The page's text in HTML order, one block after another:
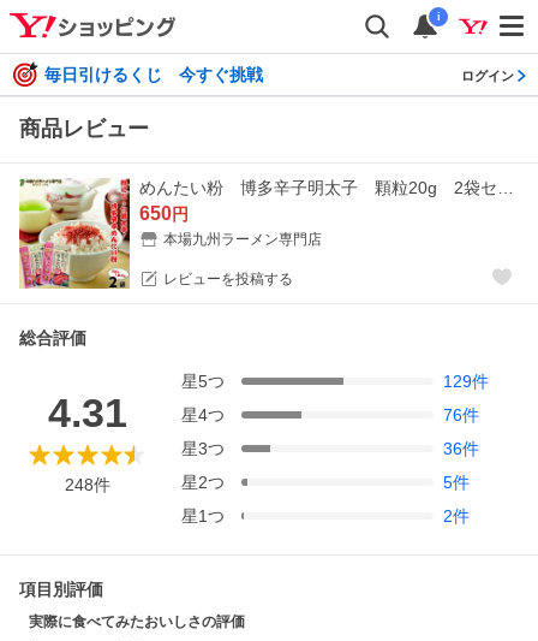
i
毎日引けるくじ 今すぐ挑戦 ログイン
商品レビュー
650円
本場九州ラーメン専門店
レビューを投稿する
総合評価
4.31
248件
星5つ 129件
星4つ 76件
星3つ 36件
星2つ 5件
星1つ 2件
項目別評価
実際に食べてみたおいしさの評価